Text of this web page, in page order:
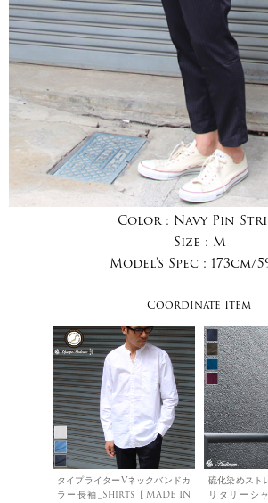
Color : Navy Pin
Size : M
Model's Spec : 173cm/
Coordinate Item
タイプライターVネックバンドカ
ラー長袖_Shirts【MADE IN
硫化染めスト
リタリーシ